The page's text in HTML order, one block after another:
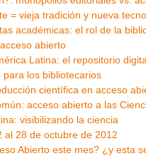
= vieja tradición y nueva
académicas: el rol de la
abierto
Latina: el repositorio
los bibliotecarios
científica en acceso
acceso abierto a las
visibilizando la ciencia
al 28 de octubre de 2012
Abierto este mes? ¿y esta